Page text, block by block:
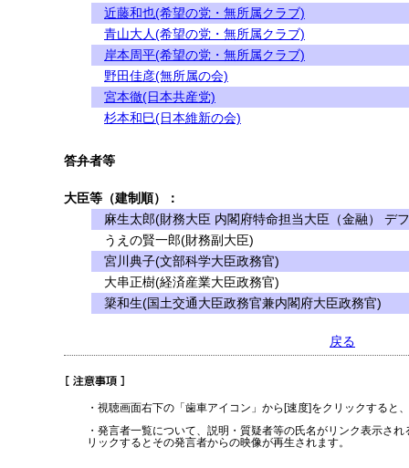
近藤和也(希望の党・無所属クラブ)
青山大人(希望の党・無所属クラブ)
岸本周平(希望の党・無所属クラブ)
野田佳彦(無所属の会)
宮本徹(日本共産党)
杉本和巳(日本維新の会)
答弁者等
大臣等（建制順）：
麻生太郎(財務大臣 内閣府特命担当大臣（金融） デ
うえの賢一郎(財務副大臣)
宮川典子(文部科学大臣政務官)
大串正樹(経済産業大臣政務官)
簗和生(国土交通大臣政務官兼内閣府大臣政務官)
戻る
・視聴画面右下の「歯車アイコン」から[速度]をクリックすると
・発言者一覧について、説明・質疑者等の氏名がリンク表示さ
リックするとその発言者からの映像が再生されます。